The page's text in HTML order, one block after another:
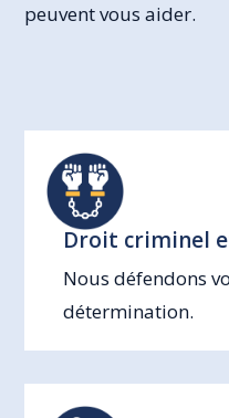
peuvent vous aider.
Droit criminel
Nous défendons
détermination.